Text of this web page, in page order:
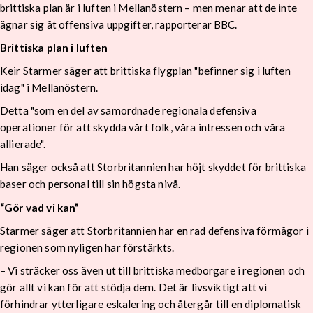
brittiska plan är i luften i Mellanöstern – men menar att de inte
ägnar sig åt offensiva uppgifter, rapporterar BBC.
Brittiska plan i luften
Keir Starmer säger att brittiska flygplan "befinner sig i luften
idag" i Mellanöstern.
Detta "som en del av samordnade regionala defensiva
operationer för att skydda vårt folk, våra intressen och våra
allierade".
Han säger också att Storbritannien har höjt skyddet för brittiska
baser och personal till sin högsta nivå.
“Gör vad vi kan”
Starmer säger att Storbritannien har en rad defensiva förmågor i
regionen som nyligen har förstärkts.
– Vi sträcker oss även ut till brittiska medborgare i regionen och
gör allt vi kan för att stödja dem. Det är livsviktigt att vi
förhindrar ytterligare eskalering och återgår till en diplomatisk